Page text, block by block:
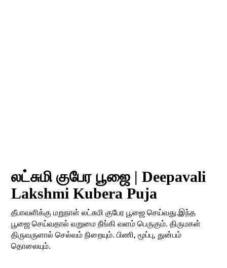
லட்சுமி குபேர பூஜை | Deepavali
Lakshmi Kubera Puja
தீபாவளிக்கு மறுநாள் லட்சுமி குபேர பூஜை செய்வது.இந்த
பூஜை செய்வதால் வறுமை நீங்கி வளம் பெருகும். திருமகள்
திருவருளால் செல்வம் நிறையும். பிணி, மூப்பு, துன்பம்
தொலையும்.